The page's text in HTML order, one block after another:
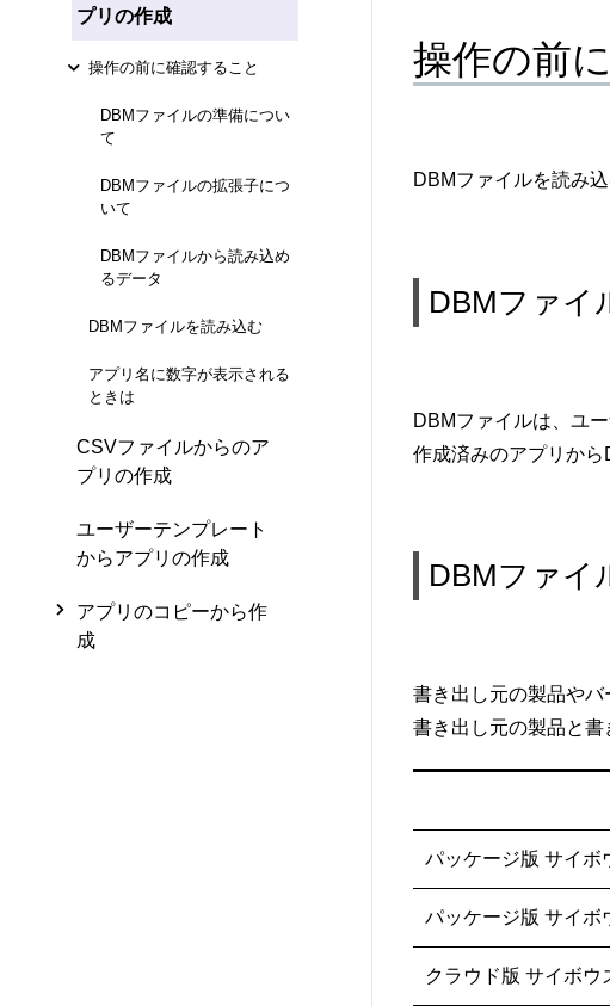
プリの作成
操作の前に確認すること
DBMファイルの準備につい
て
DBMファイルの拡張子につ
いて
DBMファイルから読み込め
るデータ
DBMファイルを読み込む
アプリ名に数字が表示される
ときは
CSVファイルからのア
プリの作成
ユーザーテンプレート
からアプリの作成
アプリのコピーから作
成
操作の前
DBMファイルを読み
DBMファイ
DBMファイルは、ユ
作成済みのアプリから
DBMファイ
書き出し元の製品やバ
書き出し元の製品と書
パッケージ版 サイボ
パッケージ版 サイボ
クラウド版 サイボウ